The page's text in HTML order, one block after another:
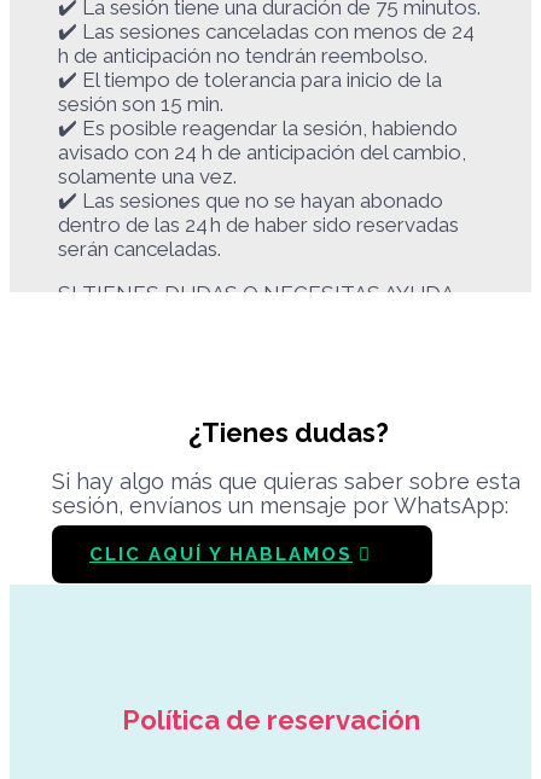
✔️ La sesión tiene una duración de 75 minutos.
✔️ Las sesiones canceladas con menos de 24
h de anticipación no tendrán reembolso.
✔️ El tiempo de tolerancia para inicio de la
sesión son 15 min.
✔️ Es posible reagendar la sesión, habiendo
avisado con 24 h de anticipación del cambio,
solamente una vez.
✔️ Las sesiones que no se hayan abonado
dentro de las 24 h de haber sido reservadas
serán canceladas.
SI TIENES DUDAS O NECESITAS AYUDA
buena conexión a Internet.
¡Nos vemos pronto!
En esta lectura abordaremos tu tipo
energético, centros y perfil según Diseño
quien realmente sos, sin condicionamientos
externos.
¿Tienes dudas?
Si hay algo más que quieras saber sobre esta
sesión, envíanos un mensaje por WhatsApp:
CLIC AQUÍ Y HABLAMOS
Política de reservación